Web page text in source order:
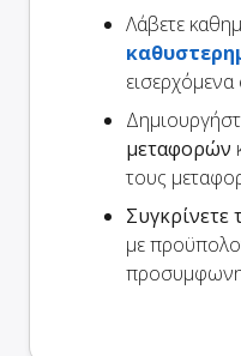
Λάβετε
μεταφορών
τους
Συγκρίνετε
με